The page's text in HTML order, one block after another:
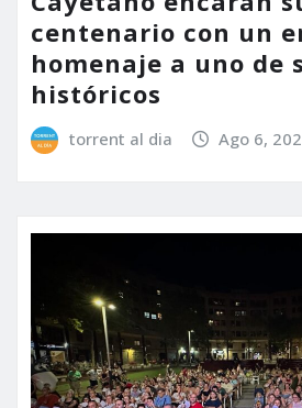
centenario con un
homenaje a uno de
históricos
torrent al dia Ago 6,